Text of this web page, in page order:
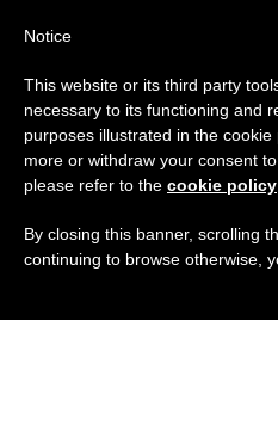
Notice
This website or its third party
necessary to its functioning and
purposes illustrated in the
more or withdraw your consent
please refer to the cookie policy
By closing this banner, scrolling
continuing to browse otherwise,